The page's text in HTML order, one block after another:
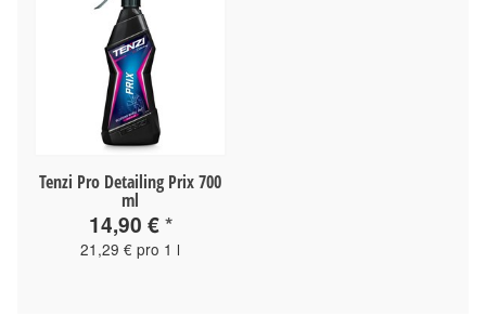
Tenzi Pro Detailing Prix 700
ml
14,90 €*
21,29 € pro 1 l